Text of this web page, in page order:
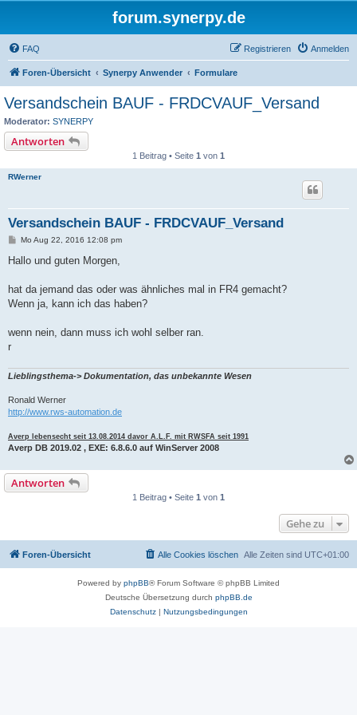
forum.synerpy.de
FAQ Anmelden
Registrieren
Foren-Übersicht Synerpy Anwender Formulare
Versandschein BAUF - FRDCVAUF_Versand
Moderator: SYNERPY
Antworten
1 Beitrag • Seite 1 von 1
RWerner
Versandschein BAUF - FRDCVAUF_Versand
B
i
a
Mo Aug 22, 2016 12:08 pm
Hallo und guten Morgen,
hat da jemand das oder was ähnliches mal in FR4 gemacht?
Wenn ja, kann ich das haben?
wenn nein, dann muss ich wohl selber ran.
r
Lieblingsthema-> Dokumentation, das unbekannte Wesen
Ronald Werner
http://www.rws-automation.de
Averp lebensecht seit 13.08.2014 davor A.L.F. mit RWSFA seit 1991
Averp DB 2019.02 , EXE: 6.8.6.0 auf WinServer 2008
Antworten
1 Beitrag • Seite 1 von 1
Gehe zu
Foren-Übersicht Alle Zeiten sind UTC+01:00
Alle Cookies löschen
Powered by phpBB® Forum Software © phpBB Limited
Deutsche Übersetzung durch phpBB.de
Datenschutz| Nutzungsbedingungen